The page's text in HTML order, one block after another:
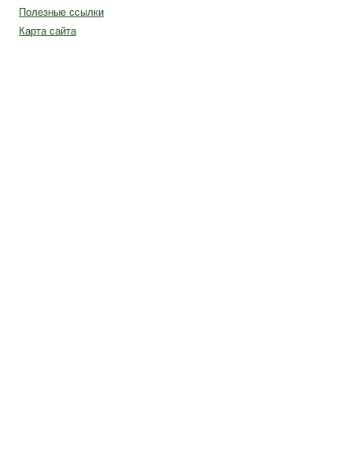
Полезные ссылки
Карта сайта